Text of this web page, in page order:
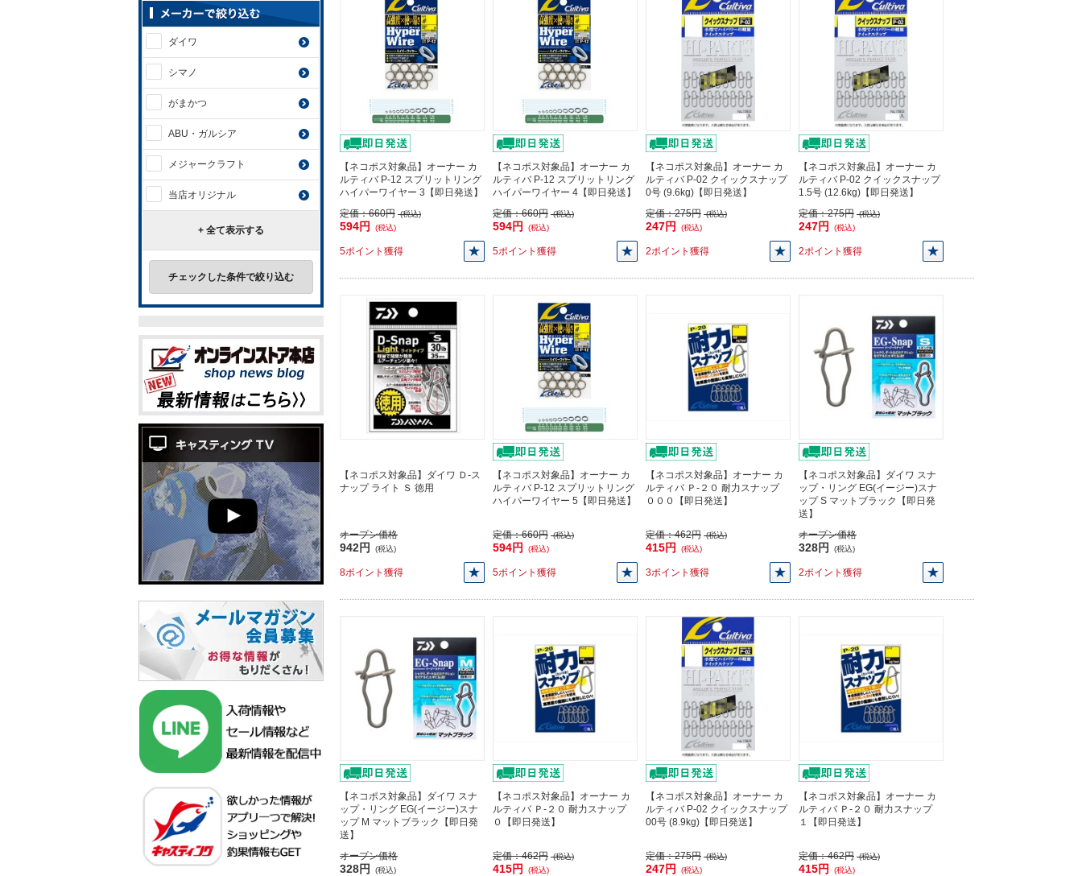
【ネコポス対象品】オーナー カ
ルティバ P-12 スプリットリング
ハイパーワイヤー 3【即日発送】
定価：660円 (税込)
594円 (税込)
5ポイント獲得
【ネコポス対象品】オーナー カ
ルティバ P-12 スプリットリング
ハイパーワイヤー 4【即日発送】
定価：660円 (税込)
594円 (税込)
5ポイント獲得
【ネコポス対象品】オーナー カ
ルティバ P-02 クイックスナップ
0号 (9.6kg)【即日発送】
定価：275円 (税込)
247円 (税込)
2ポイント獲得
【ネコポス対象品】オーナー カ
ルティバ P-02 クイックスナップ
1.5号 (12.6kg)【即日発送】
定価：275円 (税込)
247円 (税込)
2ポイント獲得
【ネコポス対象品】ダイワ Ｄ-ス
ナップ ライト Ｓ 徳用
オープン価格
942円 (税込)
8ポイント獲得
【ネコポス対象品】オーナー カ
ルティバ P-12 スプリットリング
ハイパーワイヤー 5【即日発送】
定価：660円 (税込)
594円 (税込)
5ポイント獲得
【ネコポス対象品】オーナー カ
ルティバ Ｐ-２０ 耐力スナップ
０００【即日発送】
定価：462円 (税込)
415円 (税込)
3ポイント獲得
【ネコポス対象品】ダイワ スナ
ップ・リング EG(イージー)スナ
ップ S マットブラック【即日発
送】
オープン価格
328円 (税込)
2ポイント獲得
【ネコポス対象品】ダイワ スナ
ップ・リング EG(イージー)スナ
ップ M マットブラック【即日発
送】
オープン価格
328円 (税込)
【ネコポス対象品】オーナー カ
ルティバ Ｐ-２０ 耐力スナップ
０【即日発送】
定価：462円 (税込)
415円 (税込)
【ネコポス対象品】オーナー カ
ルティバ P-02 クイックスナップ
00号 (8.9kg)【即日発送】
定価：275円 (税込)
247円 (税込)
【ネコポス対象品】オーナー カ
ルティバ Ｐ-２０ 耐力スナップ
１【即日発送】
定価：462円 (税込)
415円 (税込)
ダイワ
シマノ
がまかつ
ABU・ガルシア
メジャークラフト
当店オリジナル
+ 全て表示する
チェックした条件で絞り込む